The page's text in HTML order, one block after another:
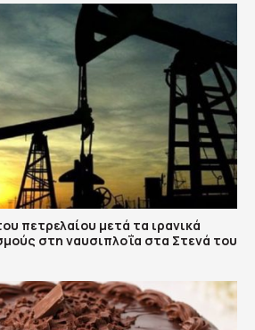
πετρελαίου μετά τα ιρανικά
στη ναυσιπλοΐα στα Στενά του